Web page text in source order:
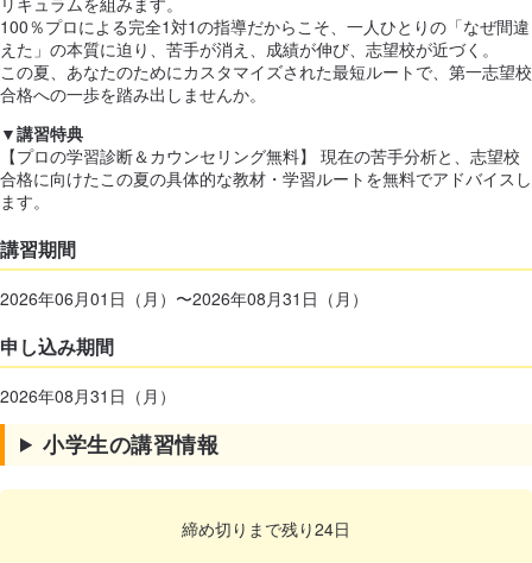
100％プロによる完全1対1の指導だからこそ、一人ひとりの「なぜ間違
えた」の本質に迫り、苦手が消え、成績が伸び、志望校が近づく。
この夏、あなたのためにカスタマイズされた最短ルートで、第一志望校
合格への一歩を踏み出しませんか。
▼講習特典
【プロの学習診断＆カウンセリング無料】 現在の苦手分析と、志望校
合格に向けたこの夏の具体的な教材・学習ルートを無料でアドバイスし
ます。
講習期間
2026年06月01日（月）〜2026年08月31日（月）
申し込み期間
2026年08月31日（月）
小学生の講習情報
締め切りまで残り24日